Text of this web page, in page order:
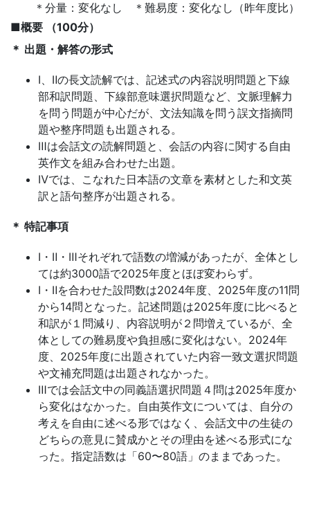
ら
で
が
「受
＊分量：変化なし ＊難易度：変化なし（昨年度比）
■概要 （100分）
＊ 出題・解答の形式
I、Ⅱの長文読解では、記述式の内容説明問題と下線
部和訳問題、下線部意味選択問題など、文脈理解力
を問う問題が中心だが、文法知識を問う誤文指摘問
題や整序問題も出題される。
Ⅲは会話文の読解問題と、会話の内容に関する自由
英作文を組み合わせた出題。
Ⅳでは、こなれた日本語の文章を素材とした和文英
訳と語句整序が出題される。
＊ 特記事項
Ⅰ・Ⅱ・Ⅲそれぞれで語数の増減があったが、全体とし
ては約3000語で2025年度とほぼ変わらず。
Ⅰ・Ⅱを合わせた設問数は2024年度、2025年度の11問
から14問となった。記述問題は2025年度に比べると
和訳が１問減り、内容説明が２問増えているが、全
体としての難易度や負担感に変化はない。2024年
度、2025年度に出題されていた内容一致文選択問題
や文補充問題は出題されなかった。
Ⅲでは会話文中の同義語選択問題４問は2025年度か
ら変化はなかった。自由英作文については、自分の
考えを自由に述べる形ではなく、会話文中の生徒の
どちらの意見に賛成かとその理由を述べる形式にな
った。指定語数は「60〜80語」のままであった。